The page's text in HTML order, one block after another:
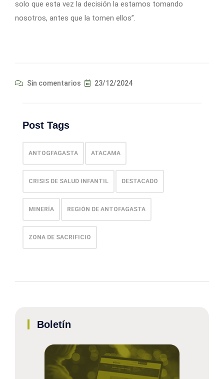
solo que esta vez la decisión la estamos tomando
nosotros, antes que la tomen ellos”.
Sin comentarios 23/12/2024
Post Tags
ANTOGFAGASTA ATACAMA
CRISIS DE SALUD INFANTIL DESTACADO
MINERÍA REGIÓN DE ANTOFAGASTA
ZONA DE SACRIFICIO
Boletín